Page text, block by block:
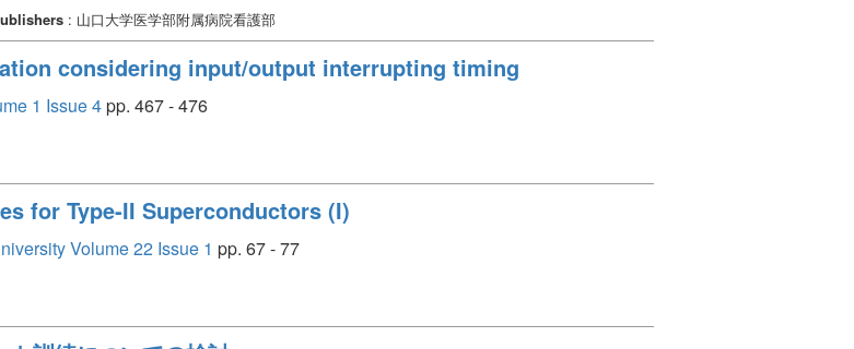
: 山口大学医学部附属病院看護部
considering input/output interrupting timing
1 Issue 4pp. 467 - 476
for Type-II Superconductors (I)
Volume 22 Issue 1 pp. 67 - 77